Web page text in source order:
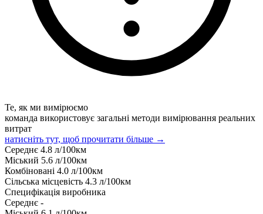
Те, як ми вимірюємо
команда використовує загальні методи вимірювання реальних
витрат
натисніть тут, щоб прочитати більше →
Середнє 4.8 л/100км
Міський 5.6 л/100км
Комбіновані 4.0 л/100км
Сільська місцевість 4.3 л/100км
Специфікація виробника
Середнє -